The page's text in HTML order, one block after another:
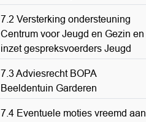
7.2 Versterking ondersteuning
Centrum voor Jeugd en Gezin en
inzet gespreksvoerders Jeugd
7.3 Adviesrecht BOPA
Beeldentuin Garderen
7.4 Eventuele moties vreemd aan